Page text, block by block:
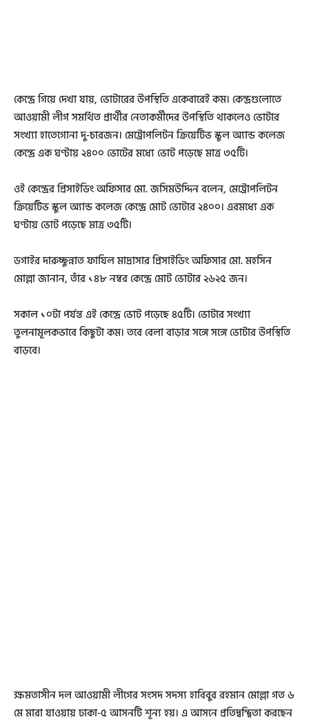
কেন্দ্রে গিয়ে দেখা যায়, ভোটারের উপস্থিতি একেবারেই কম। কেন্দ্রগুলোতে
আওয়ামী লীগ সমর্থিত প্রার্থীর নেতাকর্মীদের উপস্থিতি থাকলেও ভোটার
সংখ্যা হাতেগোনা দু-চারজন। মেট্রোপলিটন ক্রিয়েটিভ স্কুল অ্যান্ড কলেজ
কেন্দ্রে এক ঘণ্টায় ২৪০০ ভোটের মধ্যে ভোট পড়েছে মাত্র ৩৫টি।
ওই কেন্দ্রের প্রিসাইডিং অফিসার মো. জসিমউদ্দিন বলেন, মেট্রোপলিটন
ক্রিয়েটিভ স্কুল অ্যান্ড কলেজ কেন্দ্রে মোট ভোটার ২৪০০। এরমধ্যে এক
ঘণ্টায় ভোট পড়েছে মাত্র ৩৫টি।
ডগাইর দারুচ্ছুন্নাত ফাযিল মাদ্রাসার প্রিসাইডিং অফিসার মো. মহসিন
মোল্লা জানান, তাঁর ১৪৮ নম্বর কেন্দ্রে মোট ভোটার ২৬২৫ জন।
সকাল ১০টা পর্যন্ত এই কেন্দ্রে ভোট পড়েছে ৪৫টি। ভোটার সংখ্যা
তুলনামূলকভাবে কিছুটা কম। তবে বেলা বাড়ার সঙ্গে সঙ্গে ভোটার উপস্থিতি
বাড়বে।
ক্ষমতাসীন দল আওয়ামী লীগের সংসদ সদস্য হাবিবুর রহমান মোল্লা গত ৬
মে মারা যাওয়ায় ঢাকা-৫ আসনটি শূন্য হয়। এ আসনে প্রতিদ্বন্দ্বিতা করছেন